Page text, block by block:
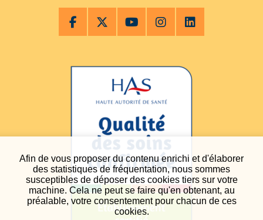
Afin de vous proposer du contenu enrichi et d'élaborer
des statistiques de fréquentation, nous sommes
susceptibles de déposer des cookies tiers sur votre
machine. Cela ne peut se faire qu'en obtenant, au
préalable, votre consentement pour chacun de ces
cookies.